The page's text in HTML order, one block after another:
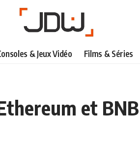
& Jeux Vidéo Films & Séries
et BNB